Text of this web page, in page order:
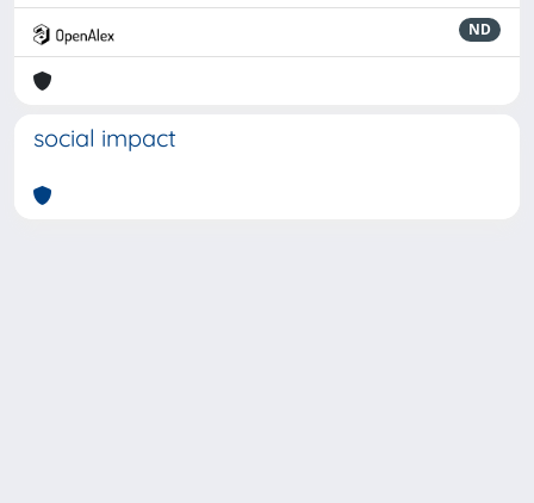
ND
social impact